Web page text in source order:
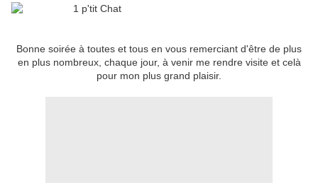
Bonne soirée à toutes et tous en vous remerciant d'être de plus
en plus nombreux, chaque jour, à venir me rendre visite et celà
pour mon plus grand plaisir.